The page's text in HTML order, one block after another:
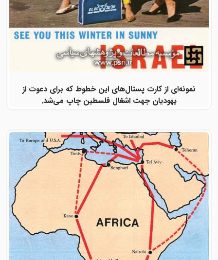
نمونه‌ای از کارت پستال‌های این خطوط که برای دعوت از
یهودیان جهت اشغال فلسطین چاپ می‌شد.